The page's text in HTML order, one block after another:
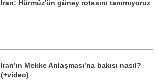
İran: Hürmüz'ün güney rotasını tanımıyoruz
İran’ın Mekke Anlaşması’na bakışı nasıl?
(+video)